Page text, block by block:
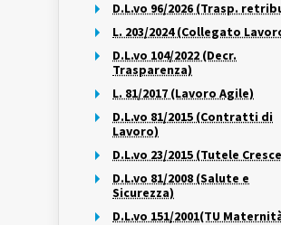
D.L.vo 96/2026 (Trasp.
L. 203/2024 (Collegato
D.L.vo 104/2022 (Decr.
Trasparenza)
L. 81/2017 (Lavoro Agile)
D.L.vo 81/2015 (Contratti di
Lavoro)
D.L.vo 23/2015 (Tutele
D.L.vo 81/2008 (Salute e
Sicurezza)
D.L.vo 151/2001(TU